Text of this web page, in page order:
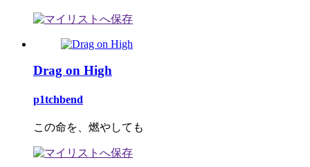
Drag on High
p1tchbend
この命を、燃やしても